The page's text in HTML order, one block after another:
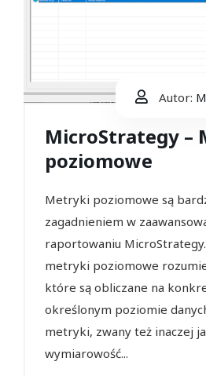
Autor:
MicroStrategy –
poziomowe
Metryki poziomowe są
zagadnieniem w
raportowaniu MicroStrategy.
metryki poziomowe
które są obliczane na
określonym poziomie
metryki, zwany też inaczej
wymiarowość...